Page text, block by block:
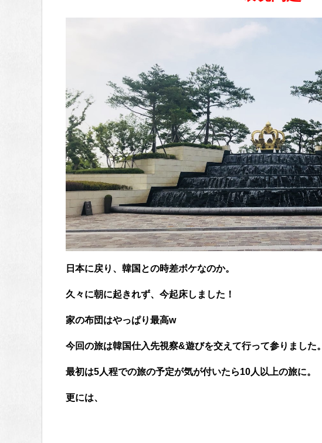
日本に戻り、韓国との時差ボケなのか。
久々に朝に起きれず、今起床しました！
家の布団はやっぱり最高w
今回の旅は韓国仕入先視察&遊びを交えて行って参りました。
最初は5人程での旅の予定が気が付いたら10人以上の旅に。
更には、